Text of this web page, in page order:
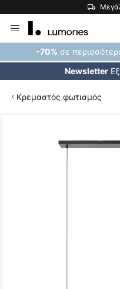
Μετάβαση
στο
περιεχόμενο
-70% σε
Newsletter
Κρεμαστός φωτισμός